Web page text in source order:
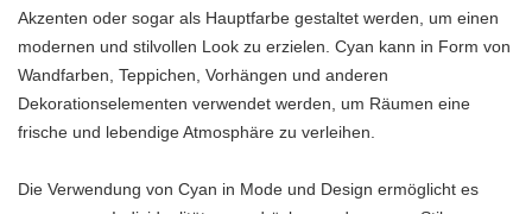
Akzenten oder sogar als Hauptfarbe gestaltet werden, um einen
modernen und stilvollen Look zu erzielen. Cyan kann in Form von
Wandfarben, Teppichen, Vorhängen und anderen
Dekorationselementen verwendet werden, um Räumen eine
frische und lebendige Atmosphäre zu verleihen.
Die Verwendung von Cyan in Mode und Design ermöglicht es